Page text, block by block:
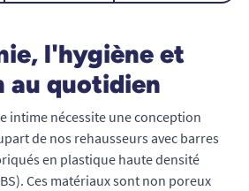
l'hygiène et
quotidien
intime nécessite une conception
de nos rehausseurs avec barres
en plastique haute densité
Ces matériaux sont non poreux